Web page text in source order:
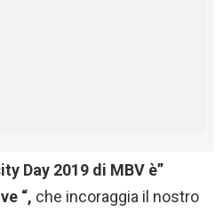
Day 2019 di MBV è”
“, che incoraggia il nostro